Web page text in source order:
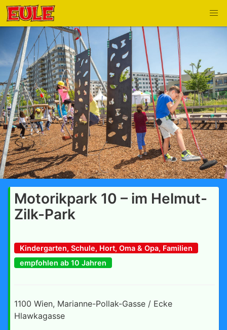
Motorikpark 10 – im Helmut-
Zilk-Park
Kindergarten, Schule, Hort, Oma & Opa, Familien
empfohlen ab 10 Jahren
1100 Wien, Marianne-Pollak-Gasse / Ecke
Hlawkagasse